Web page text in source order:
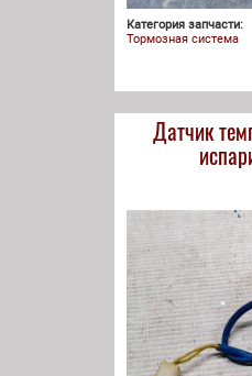
Категория запчасти:
Тормозная система
Датчик